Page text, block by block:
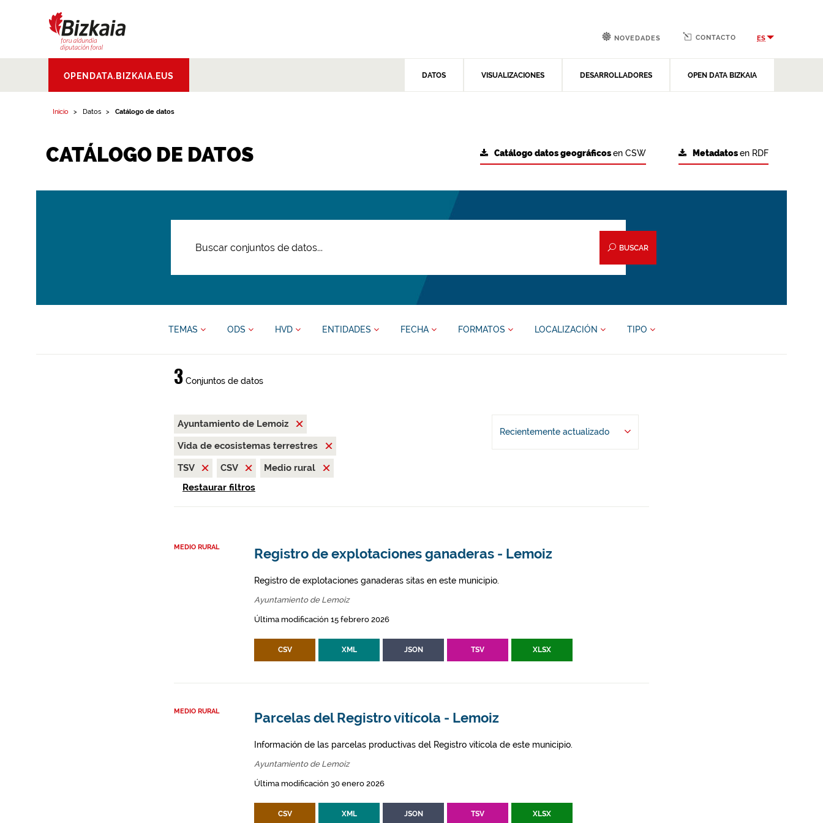
Aldundia.Diputacion
Foral de Bizkaia
OPENDATA.BIZKAIA.EUS DATOS VISUALIZACIONES DESARROLLADORES OPEN DATA BIZKAIA
NOVEDADES CONTACTO ES
Inicio Datos Catálogo de datos
CATÁLOGO DE DATOS Metadatosen RDF
Catálogo datos geográficosen CSW
BUSCAR
TEMAS ODS HVD ENTIDADES FECHA FORMATOS LOCALIZACIÓN TIPO
3Conjuntos de datos
Ayuntamiento de Lemoiz
Vida de ecosistemas terrestres
TSV
CSV
Medio rural
Restaurar filtros
Recientemente actualizado
MEDIO RURAL Registro de explotaciones ganaderas - Lemoiz
Registro de explotaciones ganaderas sitas en este municipio.
Ayuntamiento de Lemoiz
Última modificación 15 febrero 2026
CSV XML JSON TSV XLSX
MEDIO RURAL Parcelas del Registro vitícola - Lemoiz
Información de las parcelas productivas del Registro vitícola de este municipio.
Ayuntamiento de Lemoiz
Última modificación 30 enero 2026
CSV XML JSON TSV XLSX